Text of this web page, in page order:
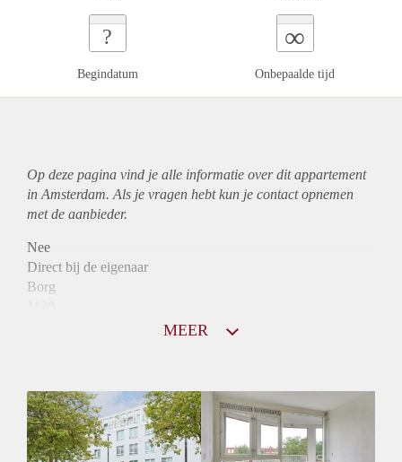
?
Begindatum
∞
Onbepaalde tijd
Op deze pagina vind je alle informatie over ditappartement
in Amsterdam. Als je vragen hebt kun je contact opnemen
met de aanbieder.
Nee
Direct bij de eigenaar
Borg
Inkomen eis
N.V.T.
Huurtermijn
MEER